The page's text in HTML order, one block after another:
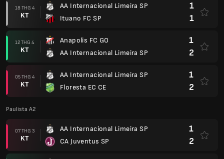
18 THG 4
KT
AA Internacional Limeira SP
Ituano FC SP
1
1
12 THG 4
KT
Anapolis FC GO
AA Internacional Limeira SP
1
2
05 THG 4
KT
AA Internacional Limeira SP
Floresta EC CE
1
2
Paulista A2
07 THG 3
KT
AA Internacional Limeira SP
CA Juventus SP
1
2